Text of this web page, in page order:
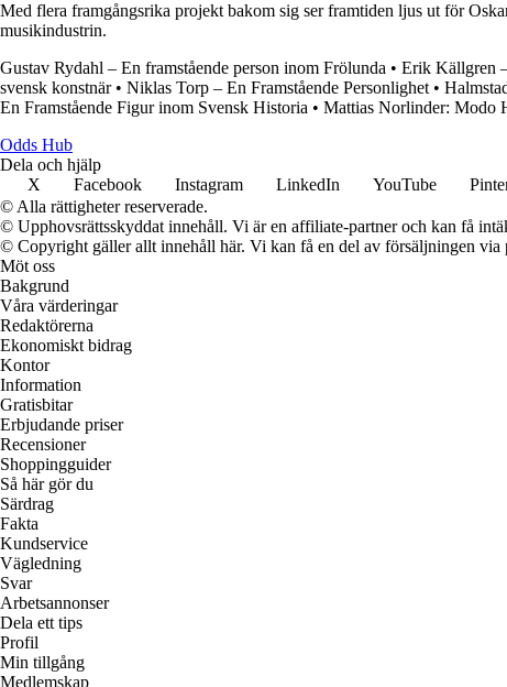
Med flera framgångsrika projekt bakom sig ser framtiden ljus ut för
musikindustrin.
Gustav Rydahl – En framstående person inom Frölunda • Erik Källgren
svensk konstnär• Niklas Torp – En Framstående Personlighet •
En Framstående Figur inom Svensk Historia • Mattias Norlinder: Modo
Odds Hub
Dela och hjälp
X
Facebook Instagram LinkedIn YouTube
© Alla rättigheter reserverade.
© Upphovsrättsskyddat innehåll. Vi är en affiliate-partner och kan få
© Copyright gäller allt innehåll här. Vi kan få en del av försäljningen
Möt oss
Bakgrund
Våra värderingar
Redaktörerna
Ekonomiskt bidrag
Kontor
Information
Gratisbitar
Erbjudande priser
Recensioner
Shoppingguider
Så här gör du
Särdrag
Fakta
Kundservice
Vägledning
Svar
Arbetsannonser
Dela ett tips
Profil
Min tillgång
Medlemskap